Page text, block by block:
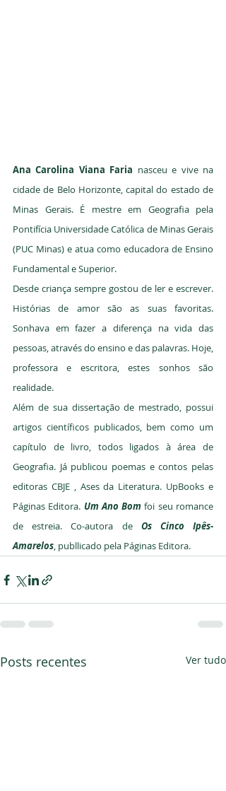
Ana Carolina Viana Faria nasceu e vive na
cidade de Belo Horizonte, capital do estado de
Minas Gerais. É mestre em Geografia pela
Pontifícia Universidade Católica de Minas Gerais
(PUC Minas) e atua como educadora de Ensino
Fundamental e Superior.
Desde criança sempre gostou de ler e escrever.
Histórias de amor são as suas favoritas.
Sonhava em fazer a diferença na vida das
pessoas, através do ensino e das palavras. Hoje,
professora e escritora, estes sonhos são
realidade.
Além de sua dissertação de mestrado, possui
artigos científicos publicados, bem como um
capítulo de livro, todos ligados à área de
Geografia. Já publicou poemas e contos pelas
editoras CBJE , Ases da Literatura. UpBooks e
Páginas Editora. Um Ano Bom foi seu romance
de estreia. Co-autora de Os Cinco Ipês-
Amarelos, publlicado pela Páginas Editora.
Posts recentes Ver tudo